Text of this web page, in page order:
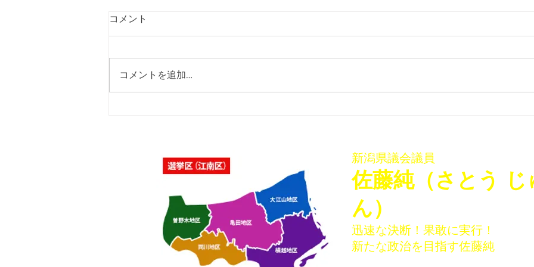
コメント
コメントを追加…
新潟県議会議員
佐藤純（さとう じ
ん）
迅速な決断！果敢に実行！
新たな政治を目指す佐藤純